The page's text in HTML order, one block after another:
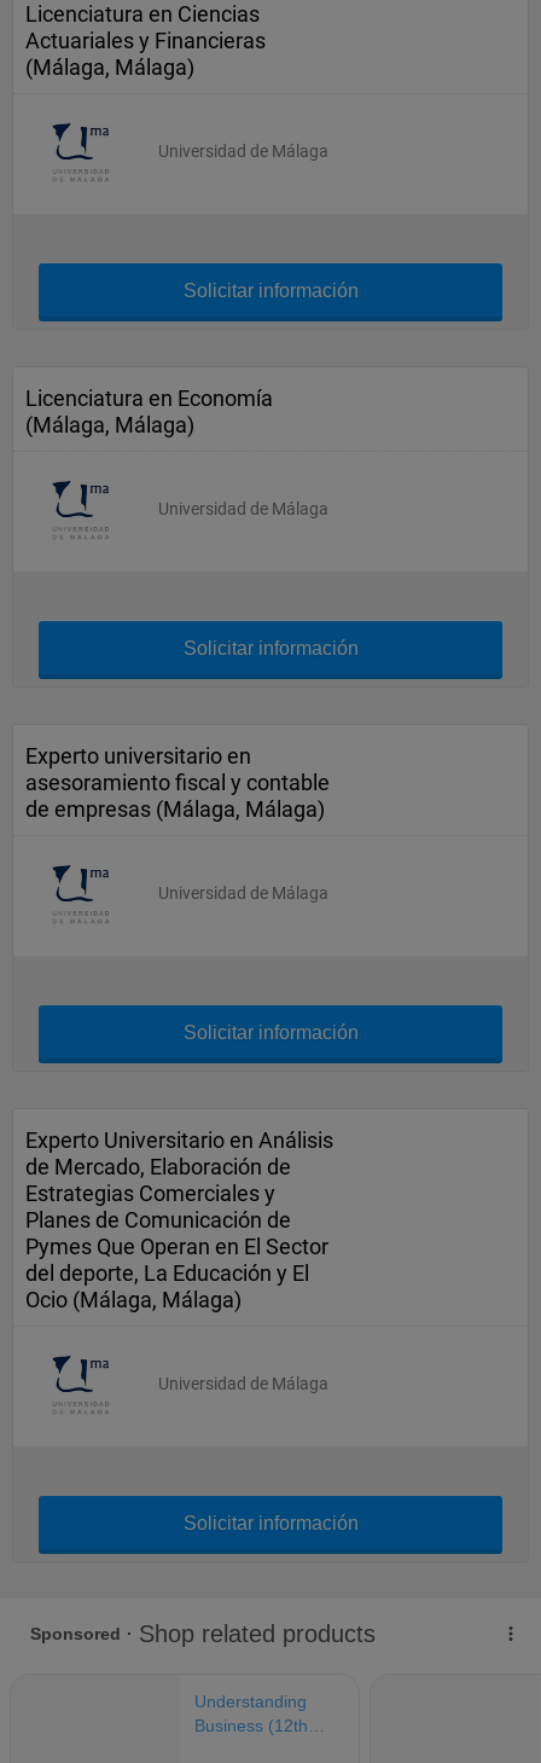
Licenciatura en Ciencias
Actuariales y Financieras
(Málaga, Málaga)
Universidad de Málaga
Solicitar información
Licenciatura en Economía
(Málaga, Málaga)
Universidad de Málaga
Solicitar información
Experto universitario en
asesoramiento fiscal y contable
de empresas (Málaga, Málaga)
Universidad de Málaga
Solicitar información
Experto Universitario en Análisis
de Mercado, Elaboración de
Estrategias Comerciales y
Planes de Comunicación de
Pymes Que Operan en El Sector
del deporte, La Educación y El
Ocio (Málaga, Málaga)
Universidad de Málaga
Solicitar información